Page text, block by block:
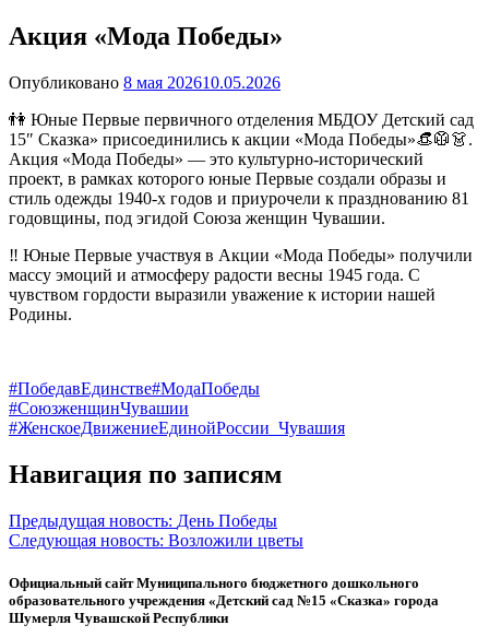
Акция «Мода Победы»
Опубликовано 8 мая 202610.05.2026
👫 Юные Первые первичного отделения МБДОУ Детский сад
15″ Сказка» присоединились к акции «Мода Победы»👒🥼👗.
Акция «Мода Победы» — это культурно-исторический
проект, в рамках которого юные Первые создали образы и
стиль одежды 1940-х годов и приурочели к празднованию 81
годовщины, под эгидой Союза женщин Чувашии.
‼️ Юные Первые участвуя в Акции «Мода Победы» получили
массу эмоций и атмосферу радости весны 1945 года. С
чувством гордости выразили уважение к истории нашей
Родины.
#ПобедавЕдинстве#МодаПобеды
#СоюзженщинЧувашии
#ЖенскоеДвижениеЕдинойРоссии_Чувашия
Навигация по записям
Предыдущая новость: День Победы
Следующая новость: Возложили цветы
Официальный сайт Муниципального бюджетного дошкольного
образовательного учреждения «Детский сад №15 «Сказка» города
Шумерля Чувашской Республики